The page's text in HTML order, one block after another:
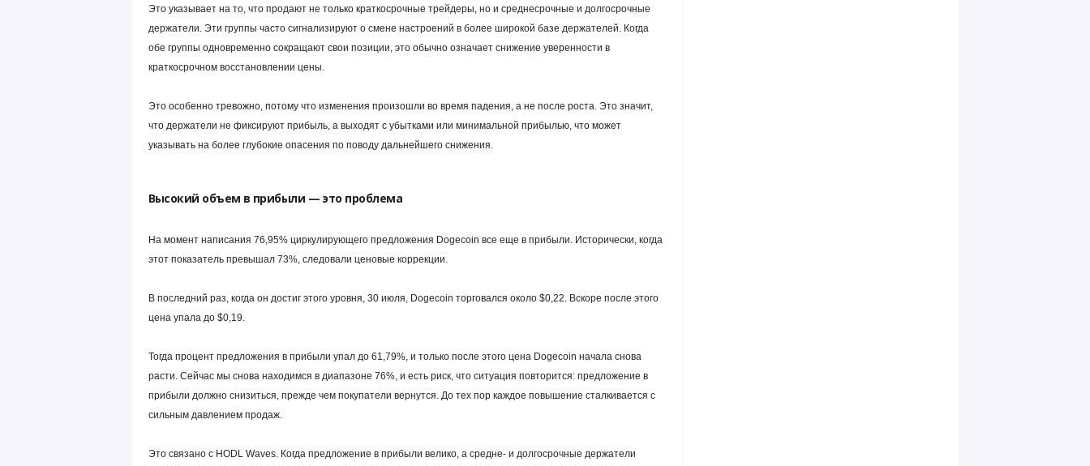
Это указывает на то, что продают не только краткосрочные трейдеры, но и среднесрочные и долгосрочные
держатели. Эти группы часто сигнализируют о смене настроений в более широкой базе держателей. Когда
обе группы одновременно сокращают свои позиции, это обычно означает снижение уверенности в
краткосрочном восстановлении цены.
Это особенно тревожно, потому что изменения произошли во время падения, а не после роста. Это значит,
что держатели не фиксируют прибыль, а выходят с убытками или минимальной прибылью, что может
указывать на более глубокие опасения по поводу дальнейшего снижения.
Высокий объем в прибыли — это проблема
На момент написания 76,95% циркулирующего предложения Dogecoin все еще в прибыли. Исторически, когда
этот показатель превышал 73%, следовали ценовые коррекции.
В последний раз, когда он достиг этого уровня, 30 июля, Dogecoin торговался около $0,22. Вскоре после этого
цена упала до $0,19.
Тогда процент предложения в прибыли упал до 61,79%, и только после этого цена Dogecoin начала снова
расти. Сейчас мы снова находимся в диапазоне 76%, и есть риск, что ситуация повторится: предложение в
прибыли должно снизиться, прежде чем покупатели вернутся. До тех пор каждое повышение сталкивается с
сильным давлением продаж.
Это связано с HODL Waves. Когда предложение в прибыли велико, а средне- и долгосрочные держатели